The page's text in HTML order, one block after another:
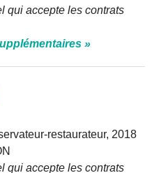
qui accepte les contrats
»
restaurateur, 2018
qui accepte les contrats